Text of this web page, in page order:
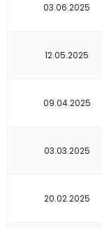
03.06.2025
12.05.2025
09.04.2025
03.03.2025
20.02.2025